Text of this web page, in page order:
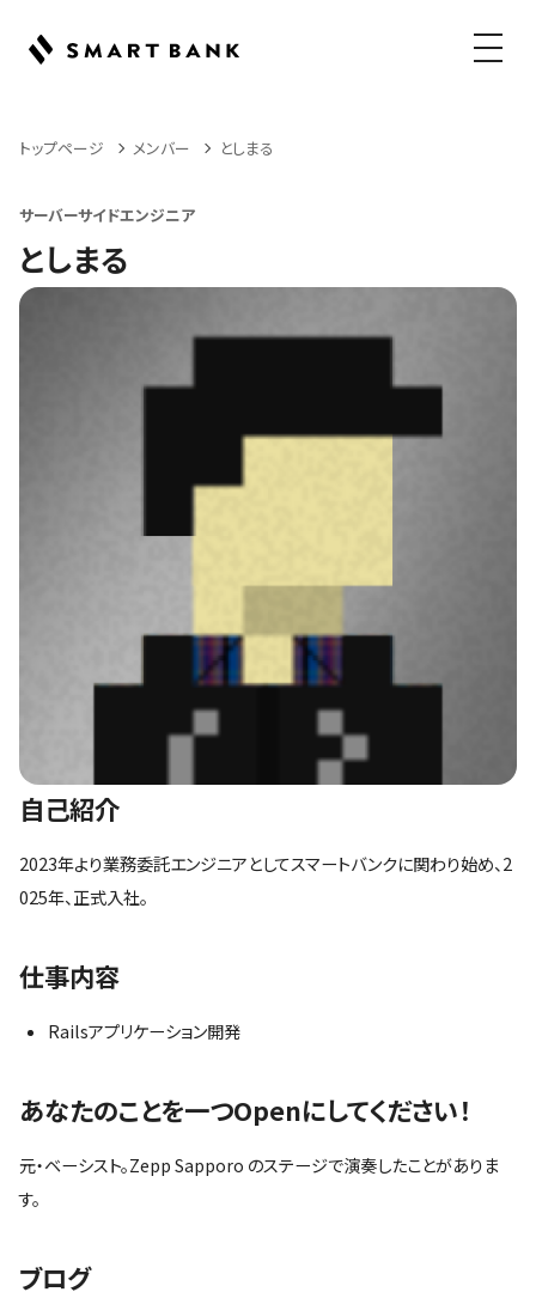
メニュ
トップページ メンバー としまる
サーバーサイドエンジニア
としまる
自己紹介
2023年より業務委託エンジニアとしてスマートバンクに関わり始め、2
025年、正式入社。
仕事内容
Railsアプリケーション開発
あなたのことを一つOpenにしてください！
元・ベーシスト。Zepp Sapporo のステージで演奏したことがありま
す。
ブログ